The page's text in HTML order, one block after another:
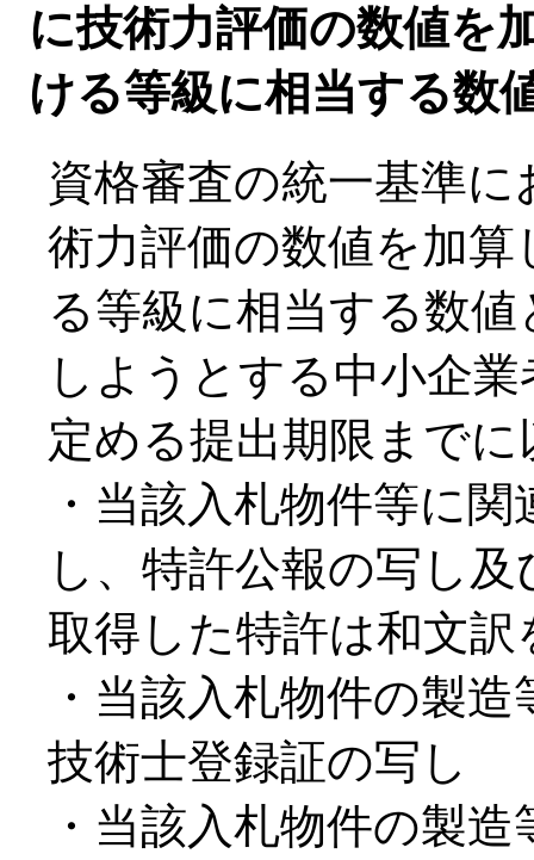
に技術力評価の数値を
ける等級に相当する数
資格審査の統一基準
術力評価の数値を加
る等級に相当する数
しようとする中小企
定める提出期限まで
・当該入札物件等に
し、特許公報の写し
取得した特許は和文訳
・当該入札物件の製
技術士登録証の写し
・当該入札物件の製